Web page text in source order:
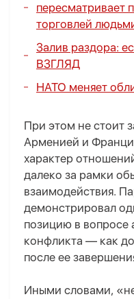
пересматривает
торговлей
Залив раздора:
ВЗГЛЯД
НАТО меняет
При этом не стоит
Арменией и
характер
далеко за рамки
взаимодействия.
демонстрировал
позицию в вопросе
конфликта — как
после ее
Иными словами,